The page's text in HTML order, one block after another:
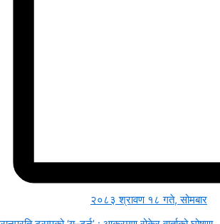
२०८३ श्रावण १८ गते, सोमबार